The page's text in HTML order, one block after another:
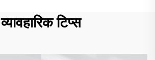
व्यावहारिक टिप्स